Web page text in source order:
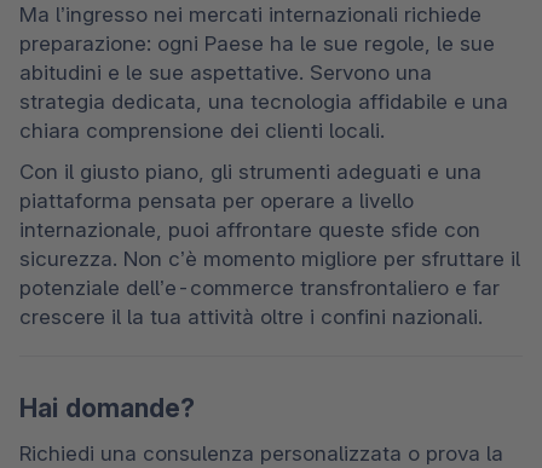
Ma l’ingresso nei mercati internazionali richiede
preparazione: ogni Paese ha le sue regole, le sue
abitudini e le sue aspettative. Servono una
strategia dedicata, una tecnologia affidabile e una
chiara comprensione dei clienti locali.
Con il giusto piano, gli strumenti adeguati e una
piattaforma pensata per operare a livello
internazionale, puoi affrontare queste sfide con
sicurezza. Non c’è momento migliore per sfruttare il
potenziale dell’e-commerce transfrontaliero e far
crescere il la tua attività oltre i confini nazionali.
Hai domande?
Richiedi una consulenza personalizzata o prova la